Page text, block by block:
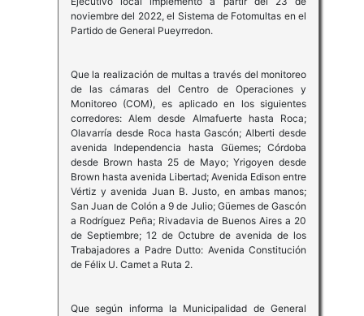
noviembre del 2022, el Sistema de Fotomultas en el
Partido de General Pueyrredon.
Que la realización de multas a través del monitoreo
de las cámaras del Centro de Operaciones y
Monitoreo (COM), es aplicado en los siguientes
corredores: Alem desde Almafuerte hasta Roca;
Olavarría desde Roca hasta Gascón; Alberti desde
avenida Independencia hasta Güemes; Córdoba
desde Brown hasta 25 de Mayo; Yrigoyen desde
Brown hasta avenida Libertad; Avenida Edison entre
Vértiz y avenida Juan B. Justo, en ambas manos;
San Juan de Colón a 9 de Julio; Güemes de Gascón
a Rodríguez Peña; Rivadavia de Buenos Aires a 20
de Septiembre; 12 de Octubre de avenida de los
Trabajadores a Padre Dutto: Avenida Constitución
de Félix U. Camet a Ruta 2.
Que según informa la Municipalidad de General